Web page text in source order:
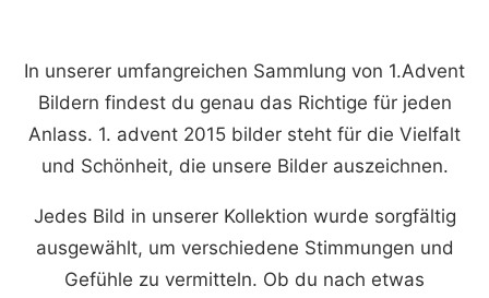
In unserer umfangreichen Sammlung von 1.Advent
Bildern findest du genau das Richtige für jeden
Anlass. 1. advent 2015 bilder steht für die Vielfalt
und Schönheit, die unsere Bilder auszeichnen.
Jedes Bild in unserer Kollektion wurde sorgfältig
ausgewählt, um verschiedene Stimmungen und
Gefühle zu vermitteln. Ob du nach etwas